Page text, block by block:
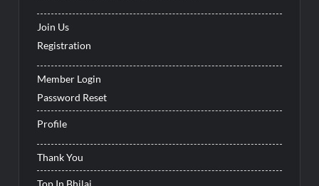
Join Us
Registration
Member Login
Password Reset
Profile
Thank You
Top In Bhilai